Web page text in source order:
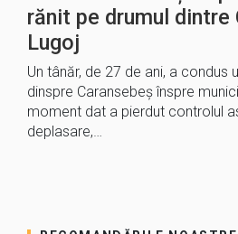
rănit pe drumul dintre
Lugoj
Un tânăr, de 27 de ani, a condus
dinspre Caransebeș înspre
moment dat a pierdut controlul
deplasare,…